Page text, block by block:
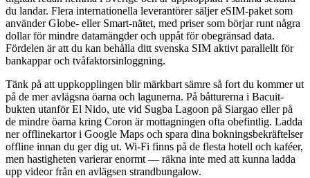
du landar. Flera internationella leverantörer säljer eSIM-paket som
använder Globe- eller Smart-nätet, med priser som börjar runt några
dollar för mindre datamängder och uppåt för obegränsad data.
Fördelen är att du kan behålla ditt svenska SIM aktivt parallellt för
bankappar och tvåfaktorsinloggning.
Tänk på att uppkopplingen blir märkbart sämre så fort du kommer ut
på de mer avlägsna öarna och lagunerna. På båtturerna i Bacuit-
bukten utanför El Nido, ute vid Sugba Lagoon på Siargao eller på
de mindre öarna kring Coron är mottagningen ofta obefintlig. Ladda
ner offlinekartor i Google Maps och spara dina bokningsbekräftelser
offline innan du ger dig ut. Wi-Fi finns på de flesta hotell och kaféer,
men hastigheten varierar enormt — räkna inte med att kunna ladda
upp videor från en avlägsen strandbungalow.